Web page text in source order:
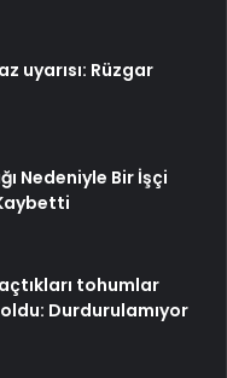
uyarısı: Rüzgar
Nedeniyle Bir İşçi
tohumlar
Durdurulamıyor